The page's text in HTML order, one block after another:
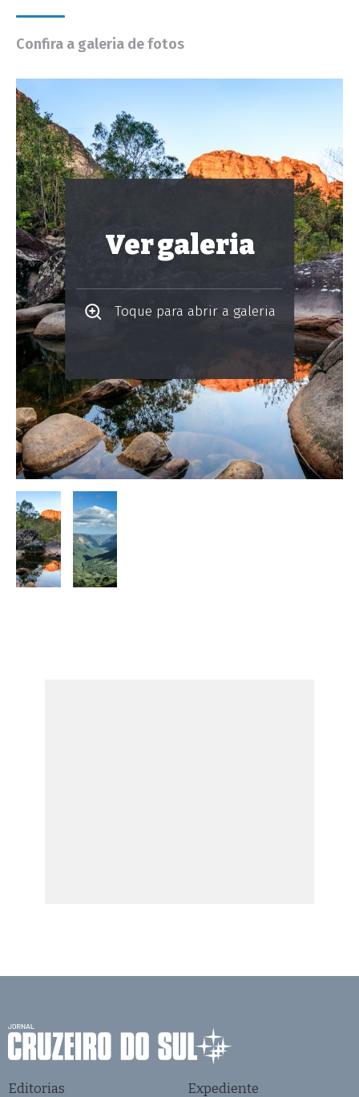
Confira a galeria de fotos
Ver galeria
Toque para abrir a galeria
Editorias Expediente